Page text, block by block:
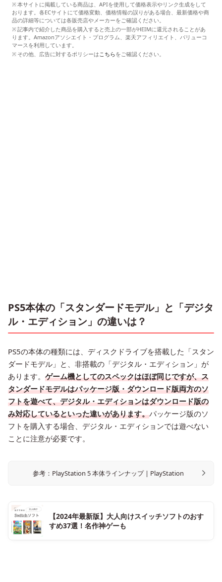
本サイトに掲載している商品は、APIを使用して価格表示やリンク生成をして
おります。各ECサイトにて価格変動、価格情報の誤りがある場合、最新価格や商
品の詳細等については各販売店やメーカーをご確認ください。
記事内で紹介した商品を購入すると売上の一部がHEIMに還元されることがあ
ります。Amazonアソシエイト・プログラム、楽天アフィリエイト、バリューコ
マースを利用しています。
その他、広告に対するポリシーはこちらをご確認ください。
PS5本体の「スタンダードモデル」と「デジタ
ル・エディション」の違いは？
PS5の本体の種類には、ディスクドライブを搭載した「スタン
ダードモデル」と、非搭載の「デジタル・エディション」が
あります。 ゲーム機としてのスペックはほぼ同じですが、ス
タンダードモデルはパッケージ版・ダウンロード版両方のソ
フトを遊べて、デジタル・エディションはダウンロード版の
み対応しているといった違いがあります。パッケージ版のソ
フトを購入する場合、デジタル・エディションでは遊べない
ことに注意が必要です。
参考：PlayStation 5 本体ラインナップ | PlayStation
【2024年最新版】大人向けスイッチソフトのおす
すめ37選！名作神ゲーも